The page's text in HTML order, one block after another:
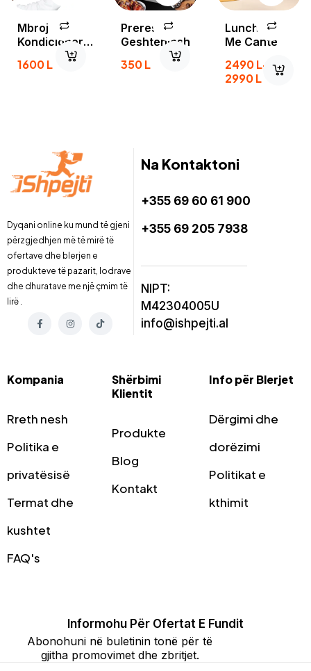
Mbrojtese
Kondicioneri
1600L
Prerese
Geshtenjash
350L
Lunch Box
Me Cante
2490L–
2990L
Dyqani online ku mund të gjeni
përzgjedhjen më të mirë të
ofertave dhe blerjen e
produkteve të pazarit, lodrave
dhe dhuratave me një çmim të
lirë .
Na Kontaktoni
+355 69 60 61 900
+355 69 205 7938
NIPT:
M42304005U
info@ishpejti.al
Kompania
Rreth nesh
Politika e
privatësisë
Termat dhe
kushtet
FAQ's
Shërbimi
Klientit
Produkte
Blog
Kontakt
Info për Blerjet
Dërgimi dhe
dorëzimi
Politikat e
kthimit
Informohu Për Ofertat E Fundit
Abonohuni në buletinin tonë për të
gjitha promovimet dhe zbritjet.